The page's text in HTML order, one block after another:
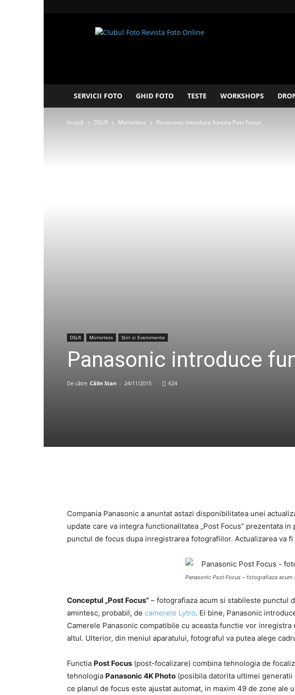
Clubul
SERVICII FOTO GHID FOTO TESTE WORKSHOPS
Acasă DSLR Mirrorless Panasonic introduce functia Post Focus
DSLR Mirrorless Stiri si Evenimente
Panasonic introduce
De către Călin Stan - 24/11/2015 624
Compania Panasonic a anuntat astazi disponibilitatea unei
update care va integra functionalitatea „Post Focus” prezentata
punctul de focus dupa inregistrarea fotografiilor. Actualizarea va
Panasonic Post Focus – fotografiaza
Conceptul „Post Focus” – fotografiaza acum si stabileste punctul
amintesc, probabil, de camerele Lytro. Ei bine, Panasonic
Camerele Panasonic compatibile cu aceasta functie vor
altul. Ulterior, din meniul aparatului, fotograful va putea alege
Functia Post Focus (post-focalizare) combina tehnologia de
tehnologia Panasonic 4K Photo (posibila datorita ultimei
ce planul de focus este ajustat automat, in maxim 49 de zone ale